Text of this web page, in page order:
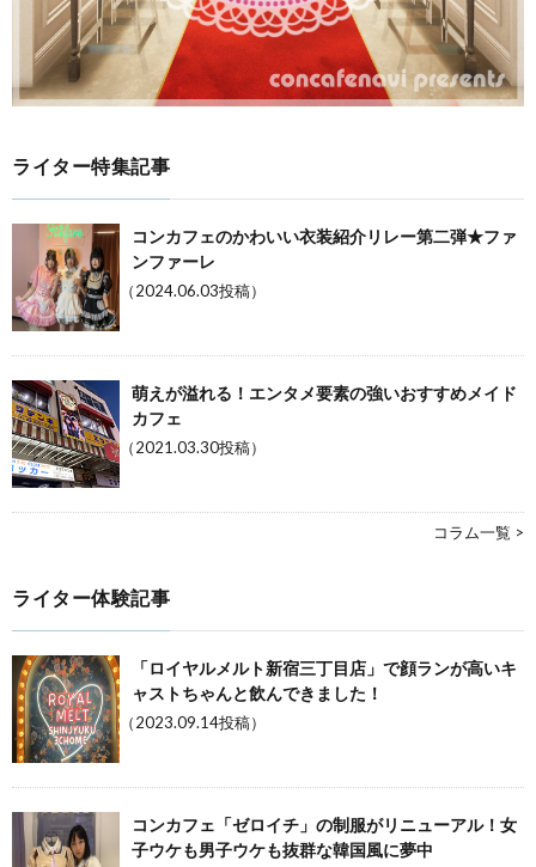
ライター特集記事
コンカフェのかわいい衣装紹介リレー第二弾★ファ
ンファーレ
（2024.06.03投稿）
萌えが溢れる！エンタメ要素の強いおすすめメイド
カフェ
（2021.03.30投稿）
コラム一覧 >
ライター体験記事
「ロイヤルメルト新宿三丁目店」で顔ランが高いキ
ャストちゃんと飲んできました！
（2023.09.14投稿）
コンカフェ「ゼロイチ」の制服がリニューアル！女
子ウケも男子ウケも抜群な韓国風に夢中